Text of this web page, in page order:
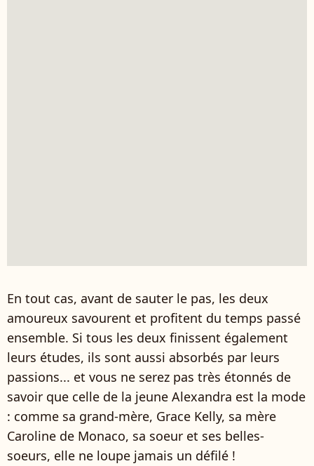
En tout cas, avant de sauter le pas, les deux
amoureux savourent et profitent du temps passé
ensemble. Si tous les deux finissent également
leurs études, ils sont aussi absorbés par leurs
passions... et vous ne serez pas très étonnés de
savoir que celle de la jeune Alexandra est la mode
: comme sa grand-mère, Grace Kelly, sa mère
Caroline de Monaco, sa soeur et ses belles-
soeurs, elle ne loupe jamais un défilé !